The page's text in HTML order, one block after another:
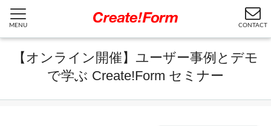
MENU CONTACT
【オンライン開催】ユーザー事例とデモ
で学ぶ Create!Form セミナー